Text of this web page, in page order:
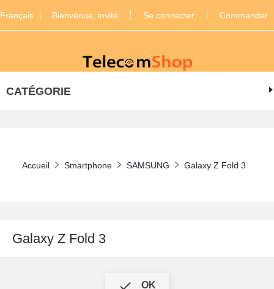
Français Bienvenue, invité Se connecter Commander
CATÉGORIE
Accueil Smartphone SAMSUNG Galaxy Z Fold 3
Galaxy Z Fold 3
 OK